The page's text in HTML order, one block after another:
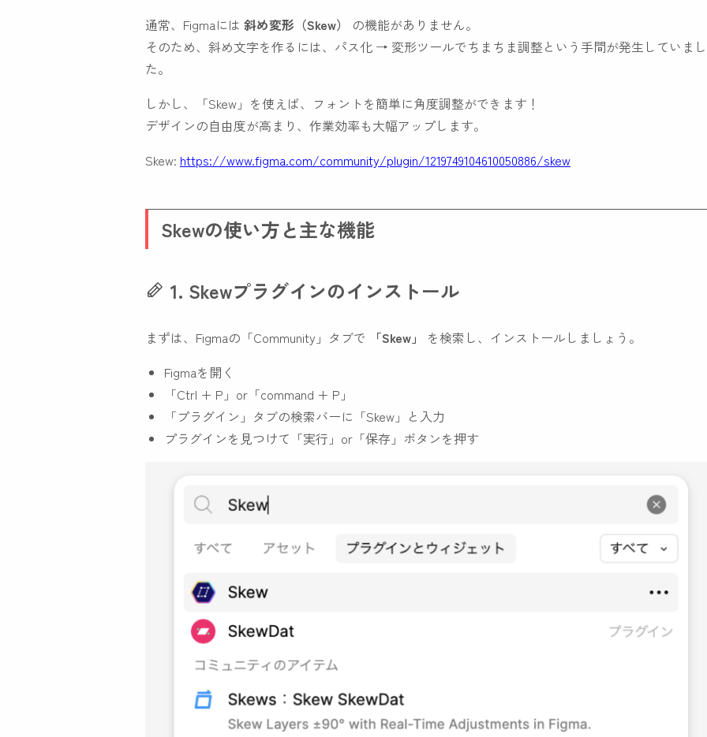
通常、Figmaには 斜め変形（Skew）
の機能がありません。
そのため、斜め文字を作るには、パス化 → 変形ツールでちまちま調整という手間が発生していまし
た。
しかし、「Skew」を使えば、フォントを簡単に角度調整ができます！
デザインの自由度が高まり、作業効率も大幅アップします。
Skew: https://www.figma.com/community/plugin/1219749104610050886/skew
Skewの使い方と主な機能
1. Skewプラグインのインストール
まずは、Figmaの「Community」タブで 「Skew」
を検索し、インストールしましょう。
Figmaを開く
「Ctrl + P」or「command + P」
「プラグイン」タブの検索バーに「Skew」と入力
プラグインを見つけて「実行」or「保存」ボタンを押す